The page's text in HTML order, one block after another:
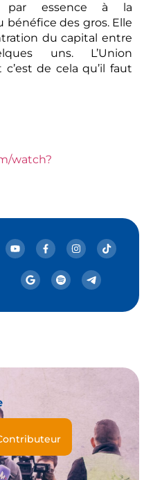
par essence à la
des gros. Elle
du capital entre
uns. L’Union
c’est de cela qu’il faut
watch?